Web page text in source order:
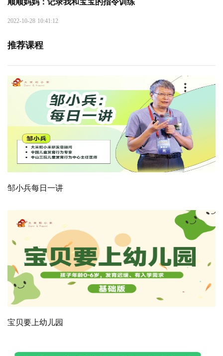
顺顺妈妈：记录我和宝宝的指令训练
2022-10-28 10:41:12
推荐课程
邹小兵每日一讲
宝贝要上幼儿园